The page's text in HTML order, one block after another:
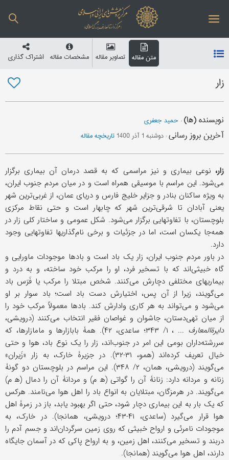
متن مقاله تصاویر مقاله مشخصات مقاله اشتراک گذاری
زار
نویسنده (ها): حمید جعفری
آخرین بروز رسانی: دوشنبه 1 آذر 1400 تاریخچه مقاله
زار، نوعی بیماری و نیز مراسمی که به قصد درمان آن بیماری برگزار
می‌شود. این مراسم با موسیقی همراه است و در میان مردم جنوب ایران،
به ویژه ساکنان بنادر و جزایر خلیج فارس و دریای عمان، از غربی‌ترین شهر
یعنی آبادان تا شرقی‌ترین شهر که چابهار است و حتى نقاط مرکزی
بلوچستان، با تفاوتهایی برگزار می‌شود. شکل عمومی و ساختار کلی زار در
همه‌جا یکسان است، اما در جزئیات و برخی نام‌گذاریها تفاوتهایی وجود
دارد.
در باور مردم جنوب ایران، زار یک باد است و بادها موجودات ماورایی و
گاه خبیثی‌اند که با تسخیر فرد، او را مرکب خود ساخته، و به درد و
بیماریهای مختلفی دچارش می‌کنند. شخص مبتلا را مرکب یا فَرَس باد
می‌گویند، زیرا از آن پس، اختیارش دست باد است؛ باد سوار بر او
می‌شود و می‌تواند به هر کاری وادارش کند. بادها معمولاً مرکب خود را
از میان تهی‌دستان، جاشوان و غواصان فقیر انتخاب می‌کنند (درویشی،
دایرةالمعارف
... ، ۱/ ۳۴۳؛ ساعدی، ۴۲). همۀ بابازارها و مامازارها، که
سررشته‌داران بومی این امر در جنوب‌اند، زار را یک نوع باد، هوا و حتى
خیال تعریف کرده‌اند (همو، ۳۱-۳۲). در جزیرۀ خارک، به زار «زَیران»
می‌گویند (درویشی، همان، ۲/ ۳۴۸). این مراسم در بلوچستان دو گونۀ
زنانه و مردانه دارد: زنانۀ آن را گواتی (ه‍ ‌م) و مردانۀ آن را دمال (ه‍ م)
می‌گویند. در هرمزگان، مبتلایان به انواع باد را اهل هوا می‌نامند. هرکس
که یک بار به این بیماری دچار شود، حتى اگر بهبود یابد، باز در زمرۀ اهل
هوا قرار می‌گیرد (ساعدی، ۴۱-۴۳؛ درویشی، همانجا). در خارک، به
موجودات نامرئی و ارواح خبیثی که روی زمین سرگردان‌اند و جسم آدم را
دربند و تسخیر می‌کنند، اهل زمین، و به ارواح پاکی که در آسمان جایگاه
دارند، اهل هوا می‌گویند (همانجا).